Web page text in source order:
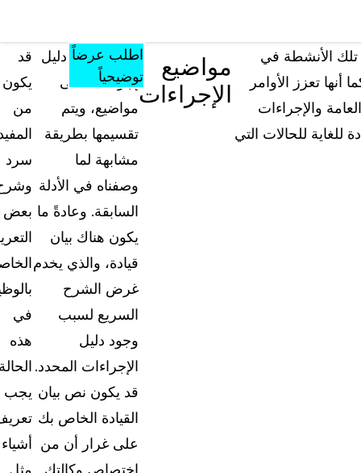
الأسعار
المعرفة
يقدمه الموقع من
أدوات ومواد
تعليمية ومعرفية
الأسئلة الشائعة
إجابات على أسئلتكم الأكثر شيوعاً حول "كيس
نصائح التعتيم، وأدلة الاستخدام، وأخبار القطاع
تجارب العملاء
تعرف على كيفية مواجهة العملاء لتحديات التعتيم
أرض الواقع باستخدام كيس جارد
الدعم والمساعدة
وثائق شاملة وأدلة المستخدمين لتطبيق "كيس
والفعالياتاطلب عرضاً
توضيحياً
تلك الأنشطة في
تعزز الأوامر
والإجراءات
للحالات التي
مواضيع
الإجراءات
سيحتوي أي دليل
إجراءات على
مواضيع، ويتم
تقسيمها بطريقة
مشابهة لما
وصفناه في الأدلة
السابقة. وعادةً ما
يكون هناك بيان
قيادة، والذي يخدم
غرض الشرح
السريع لسبب
وجود دليل
الإجراءات المحدد.
قد يكون نص بيان
القيادة الخاص بك
على غرار أن من
اختصاص وكالتك
قد
يكون
من
سرد
بعض
في
هذه
يجب
أشياء
مثل